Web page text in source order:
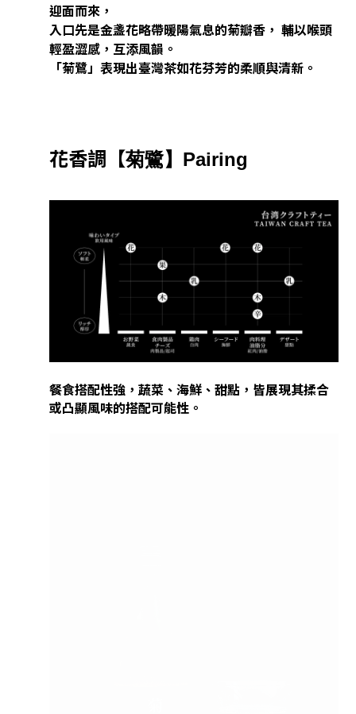
迎面而來，
入口先是金盞花略帶暖陽氣息的菊瓣香， 輔以喉頭
輕盈澀感，互添風韻。
「菊鷺」表現出臺灣茶如花芬芳的柔順與清新。
花香調【菊鷺】Pairing
餐食搭配性強，蔬菜、海鮮、甜點，皆展現其揉合
或凸顯風味的搭配可能性。